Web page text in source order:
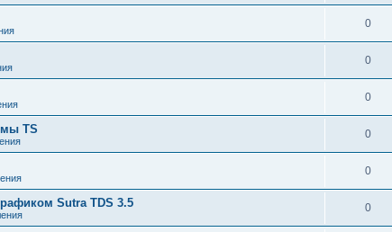
0
0
0
TS 0
0
Sutra TDS 3.5 0